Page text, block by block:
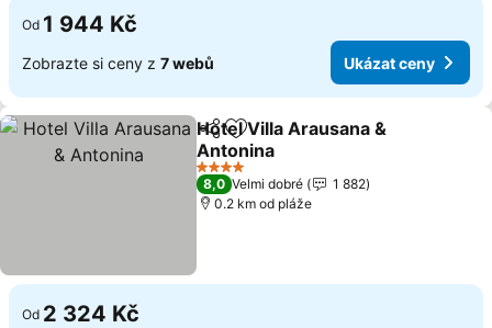
Od 1 944 Kč
Zobrazte si ceny z 7 webů Ukázat ceny
SdíletPřidat na seznam oblíbených
Hotel Villa Arausana &
Antonina
4 Počet hvězdiček
8,0 Velmi dobré
1 882
0.2 km od pláže
Od 2 324 Kč